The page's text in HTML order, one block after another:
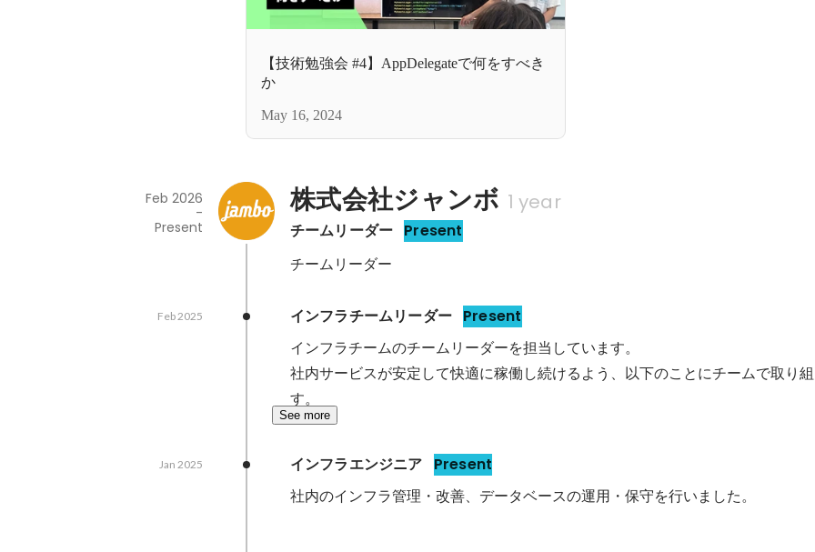
【技術勉強会 #4】AppDelegateで何をすべき
か
May 16, 2024
株式会社ジャンボ 1 year
チームリーダー Present
Feb 2026
-
Present
チームリーダー
インフラチームリーダー Present
Feb 2025
インフラチームのチームリーダーを担当しています。
社内サービスが安定して快適に稼働し続けるよう、以下のことにチームで取り
す。
See more
インフラエンジニア Present
Jan 2025
社内のインフラ管理・改善、データベースの運用・保守を行いました。